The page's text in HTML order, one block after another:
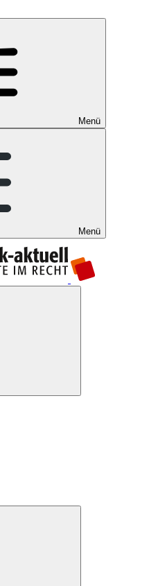
Menü
Menü